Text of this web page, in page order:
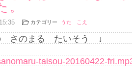
。
15:35 カテゴリー うた こえ
さのまる たいそう ↓
taisou-20160422-